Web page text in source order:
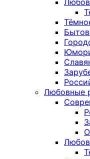
Любовные